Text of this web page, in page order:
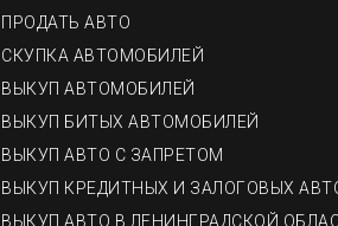
ПРОДАТЬ АВТО
СКУПКА АВТОМОБИЛЕЙ
ВЫКУП АВТОМОБИЛЕЙ
ВЫКУП БИТЫХ АВТОМОБИЛЕЙ
ВЫКУП АВТО С ЗАПРЕТОМ
ВЫКУП КРЕДИТНЫХ И ЗАЛОГОВЫХ
ВЫКУП АВТО В ЛЕНИНГРАДСКОЙ